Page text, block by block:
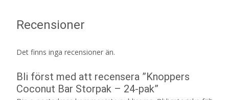
Recensioner
Det finns inga recensioner än.
Bli först med att recensera ”Knoppers
Coconut Bar Storpak – 24-pak”